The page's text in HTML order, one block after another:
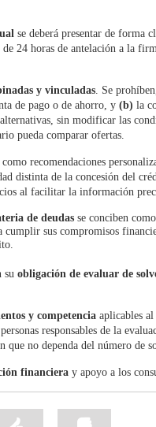
se deberá presentar de forma
24 horas de antelación a la
y vinculadas. Se
de pago o de ahorro, y (b) la
sin modificar las
pueda comparar ofertas.
recomendaciones
distinta de la concesión del
al facilitar la información
de deudas se conciben
cumplir sus compromisos
su obligación de evaluar de
y competencia aplicables
responsables de la
que no dependa del número de
financiera y apoyo a los
Mark